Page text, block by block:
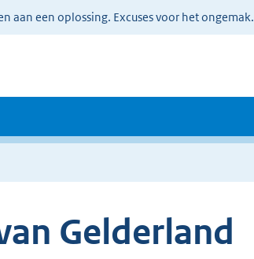
aan een oplossing. Excuses voor het ongemak.
Gelderland